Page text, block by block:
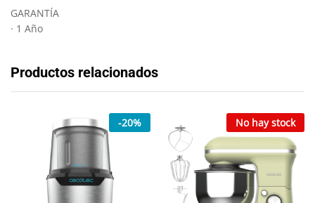
GARANTÍA
· 1 Año
Productos relacionados
-20% No hay stock